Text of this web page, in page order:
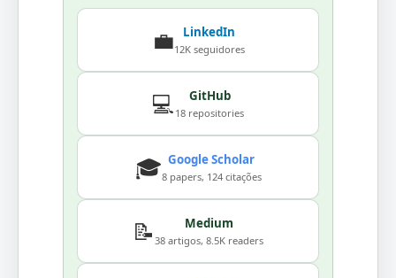
💼 LinkedIn
12K seguidores
💻 GitHub
18 repositories
🎓 Google Scholar
8 papers, 124 citações
📝 Medium
38 artigos, 8.5K readers